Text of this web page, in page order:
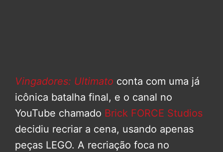
Vingadores: Ultimato conta com uma já
icônica batalha final, e o canal no
YouTube chamado Brick FORCE Studios
decidiu recriar a cena, usando apenas
peças LEGO. A recriação foca no